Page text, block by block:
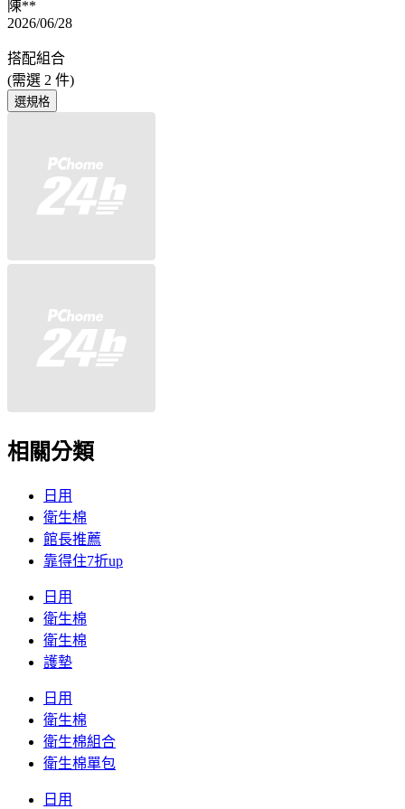
陳**
2026/06/28
搭配組合
(需選 2 件)
選規格
相關分類
日用
衛生棉
館長推薦
靠得住7折up
日用
衛生棉
衛生棉
護墊
日用
衛生棉
衛生棉組合
衛生棉單包
日用